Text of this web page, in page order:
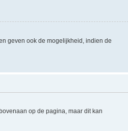
geven ook de mogelijkheid, indien de
op de pagina, maar dit kan